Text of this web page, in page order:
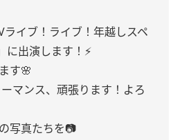
ライブ！ライブ！年越しスペ
出演します！⚡️
す🌸
マンス、頑張ります！ よろ
写真たちを📷